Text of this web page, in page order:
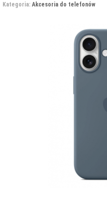
Kategoria: Akcesoria do telefonów